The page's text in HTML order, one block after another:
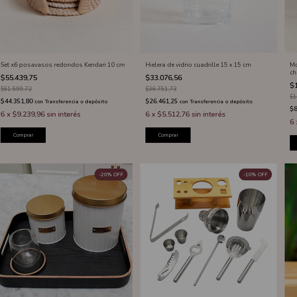
Set x6 posavasos redondos Kendari 10 cm
$55.439,75
$61.599,72
$44.351,80 con Transferencia o depósito
6 x$9.239,96 sin interés
Comprar
Hielera de vidrio cuadrille 15 x 15 cm
$33.076,56
$36.751,73
$26.461,25 con Transferencia o depósito
6 x $5.512,76 sin interés
Comprar
6
-20% OFF -10% OFF